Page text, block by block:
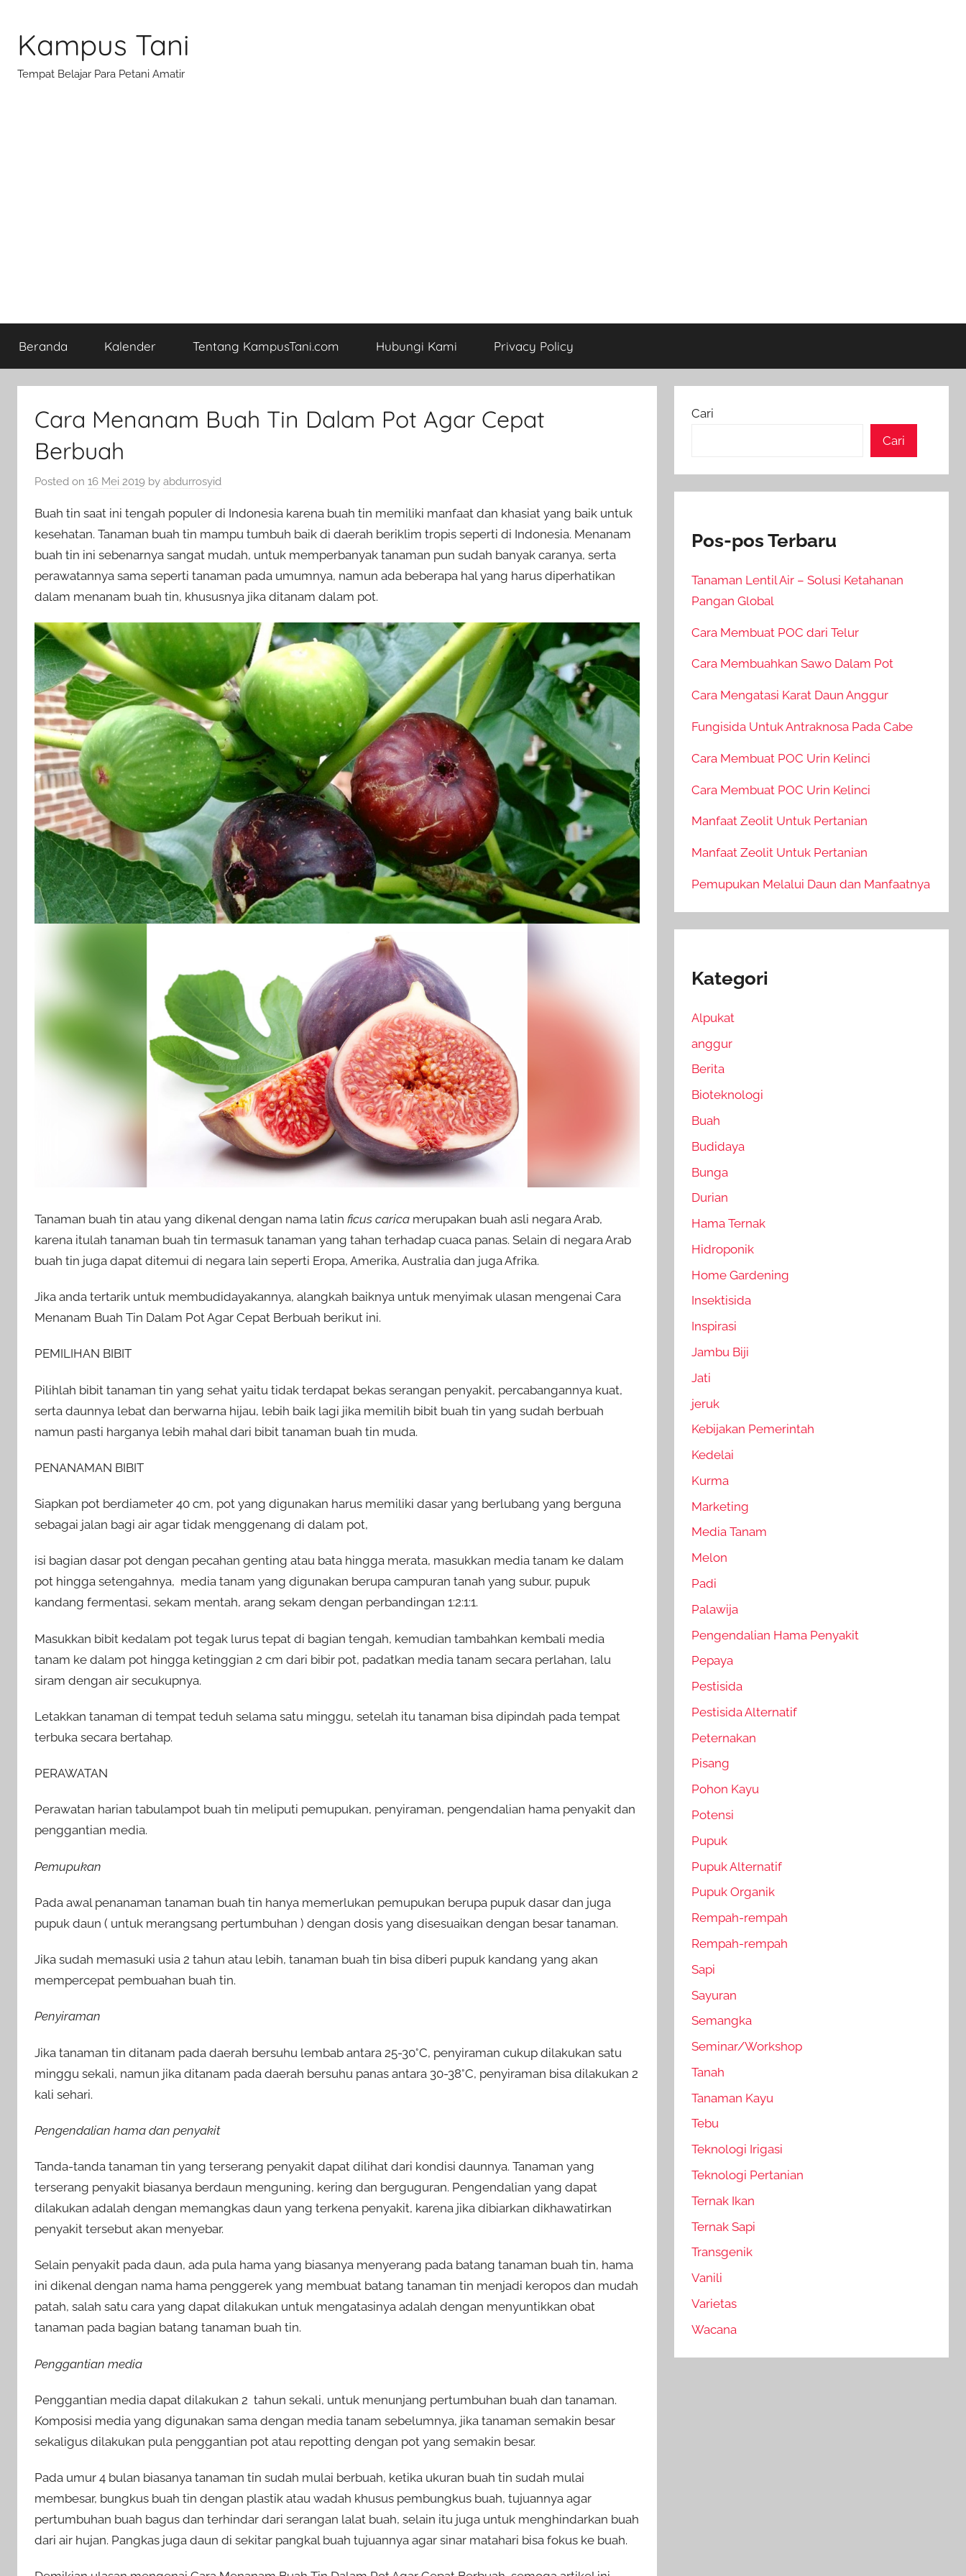
content
Kampus Tani
Tempat Belajar Para Petani Amatir
Beranda Kalender Tentang KampusTani.com Hubungi Kami Privacy Policy
Cara Menanam Buah Tin Dalam Pot Agar Cepat
Berbuah
Posted on 16 Mei 2019 by abdurrosyid
Buah tin saat ini tengah populer di Indonesia karena buah tin memiliki manfaat dan khasiat yang baik untuk
kesehatan. Tanaman buah tin mampu tumbuh baik di daerah beriklim tropis seperti di Indonesia. Menanam
buah tin ini sebenarnya sangat mudah, untuk memperbanyak tanaman pun sudah banyak caranya, serta
perawatannya sama seperti tanaman pada umumnya, namun ada beberapa hal yang harus diperhatikan
dalam menanam buah tin, khususnya jika ditanam dalam pot.
Tanaman buah tin atau yang dikenal dengan nama latin ficus carica merupakan buah asli negara Arab,
karena itulah tanaman buah tin termasuk tanaman yang tahan terhadap cuaca panas. Selain di negara Arab
buah tin juga dapat ditemui di negara lain seperti Eropa, Amerika, Australia dan juga Afrika.
Jika anda tertarik untuk membudidayakannya, alangkah baiknya untuk menyimak ulasan mengenai Cara
Menanam Buah Tin Dalam Pot Agar Cepat Berbuah berikut ini.
PEMILIHAN BIBIT
Pilihlah bibit tanaman tin yang sehat yaitu tidak terdapat bekas serangan penyakit, percabangannya kuat,
serta daunnya lebat dan berwarna hijau, lebih baik lagi jika memilih bibit buah tin yang sudah berbuah
namun pasti harganya lebih mahal dari bibit tanaman buah tin muda.
PENANAMAN BIBIT
Siapkan pot berdiameter 40 cm, pot yang digunakan harus memiliki dasar yang berlubang yang berguna
sebagai jalan bagi air agar tidak menggenang di dalam pot,
isi bagian dasar pot dengan pecahan genting atau bata hingga merata, masukkan media tanam ke dalam
pot hingga setengahnya, media tanam yang digunakan berupa campuran tanah yang subur, pupuk
kandang fermentasi, sekam mentah, arang sekam dengan perbandingan 1:2:1:1.
Masukkan bibit kedalam pot tegak lurus tepat di bagian tengah, kemudian tambahkan kembali media
tanam ke dalam pot hingga ketinggian 2 cm dari bibir pot, padatkan media tanam secara perlahan, lalu
siram dengan air secukupnya.
Letakkan tanaman di tempat teduh selama satu minggu, setelah itu tanaman bisa dipindah pada tempat
terbuka secara bertahap.
PERAWATAN
Perawatan harian tabulampot buah tin meliputi pemupukan, penyiraman, pengendalian hama penyakit dan
penggantian media.
Pemupukan
Pada awal penanaman tanaman buah tin hanya memerlukan pemupukan berupa pupuk dasar dan juga
pupuk daun ( untuk merangsang pertumbuhan ) dengan dosis yang disesuaikan dengan besar tanaman.
Jika sudah memasuki usia 2 tahun atau lebih, tanaman buah tin bisa diberi pupuk kandang yang akan
mempercepat pembuahan buah tin.
Penyiraman
Jika tanaman tin ditanam pada daerah bersuhu lembab antara 25-30°C, penyiraman cukup dilakukan satu
minggu sekali, namun jika ditanam pada daerah bersuhu panas antara 30-38°C, penyiraman bisa dilakukan 2
kali sehari.
Pengendalian hama dan penyakit
Tanda-tanda tanaman tin yang terserang penyakit dapat dilihat dari kondisi daunnya. Tanaman yang
terserang penyakit biasanya berdaun menguning, kering dan berguguran. Pengendalian yang dapat
dilakukan adalah dengan memangkas daun yang terkena penyakit, karena jika dibiarkan dikhawatirkan
penyakit tersebut akan menyebar.
Selain penyakit pada daun, ada pula hama yang biasanya menyerang pada batang tanaman buah tin, hama
ini dikenal dengan nama hama penggerek yang membuat batang tanaman tin menjadi keropos dan mudah
patah, salah satu cara yang dapat dilakukan untuk mengatasinya adalah dengan menyuntikkan obat
tanaman pada bagian batang tanaman buah tin.
Penggantian media
Penggantian media dapat dilakukan 2 tahun sekali, untuk menunjang pertumbuhan buah dan tanaman.
Komposisi media yang digunakan sama dengan media tanam sebelumnya, jika tanaman semakin besar
sekaligus dilakukan pula penggantian pot atau repotting dengan pot yang semakin besar.
Pada umur 4 bulan biasanya tanaman tin sudah mulai berbuah, ketika ukuran buah tin sudah mulai
membesar, bungkus buah tin dengan plastik atau wadah khusus pembungkus buah, tujuannya agar
pertumbuhan buah bagus dan terhindar dari serangan lalat buah, selain itu juga untuk menghindarkan buah
dari air hujan. Pangkas juga daun di sekitar pangkal buah tujuannya agar sinar matahari bisa fokus ke buah.
Cari
Cari
Pos-pos Terbaru
Tanaman Lentil Air – Solusi Ketahanan
Pangan Global
Cara Membuat POC dari Telur
Cara Membuahkan Sawo Dalam Pot
Cara Mengatasi Karat Daun Anggur
Fungisida Untuk Antraknosa Pada Cabe
Cara Membuat POC Urin Kelinci
Cara Membuat POC Urin Kelinci
Manfaat Zeolit Untuk Pertanian
Manfaat Zeolit Untuk Pertanian
Pemupukan Melalui Daun dan Manfaatnya
Kategori
Alpukat
anggur
Berita
Bioteknologi
Buah
Budidaya
Bunga
Durian
Hama Ternak
Hidroponik
Home Gardening
Insektisida
Inspirasi
Jambu Biji
Jati
jeruk
Kebijakan Pemerintah
Kedelai
Kurma
Marketing
Media Tanam
Melon
Padi
Palawija
Pengendalian Hama Penyakit
Pepaya
Pestisida
Pestisida Alternatif
Peternakan
Pisang
Pohon Kayu
Potensi
Pupuk
Pupuk Alternatif
Pupuk Organik
Rempah-rempah
Rempah-rempah
Sapi
Sayuran
Semangka
Seminar/Workshop
Tanah
Tanaman Kayu
Tebu
Teknologi Irigasi
Teknologi Pertanian
Ternak Ikan
Ternak Sapi
Transgenik
Vanili
Varietas
Wacana